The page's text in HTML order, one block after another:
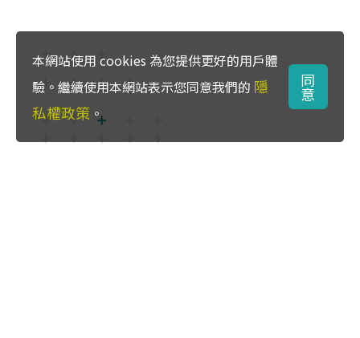
本網站使用 cookies 為您提供更好的用戶體
驗。繼續使用本網站表示您同意我們的 隱
私權政策 。
同
意